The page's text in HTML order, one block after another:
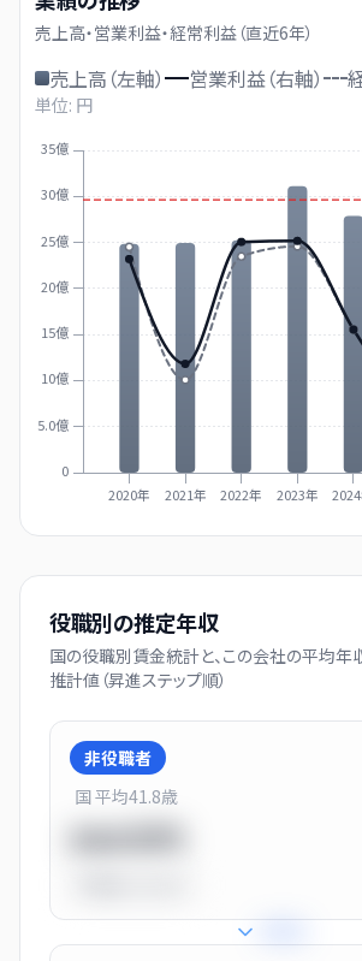
売上高・営業利益・経常利益（直近6年）
売上高（左軸） 営業利益（右軸）
単位: 円
0
5.0億
10億
15億
20億
25億
30億
35億
2020年 2021年 2022年 2023年
役職別の推定年収
国の役職別賃金統計と、この会社の平均年
推計値（昇進ステップ順）
非役職者
国 平均41.8歳